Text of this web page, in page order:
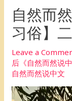
自然而
习俗】
Leave a
后《自然而然说
自然而然说中文